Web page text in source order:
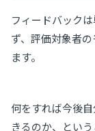
フィードバック
ず、評価対象者
ます。
何をすれば今後
きるのか、とい